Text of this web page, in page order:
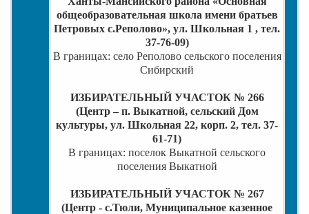
общеобразовательная школа имени братьев
Петровых с.Реполово», ул. Школьная 1 , тел.
37-76-09)
В границах: село Реполово сельского поселения
Сибирский
ИЗБИРАТЕЛЬНЫЙ УЧАСТОК № 266
(Центр – п. Выкатной, сельский Дом
культуры, ул. Школьная 22, корп. 2, тел. 37-
61-71)
В границах: поселок Выкатной сельского
поселения Выкатной
ИЗБИРАТЕЛЬНЫЙ УЧАСТОК № 267
(Центр - с.Тюли, Муниципальное казенное